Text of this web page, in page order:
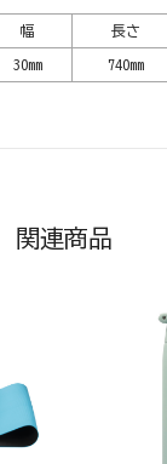
幅 長さ
30mm 740mm
関連商品